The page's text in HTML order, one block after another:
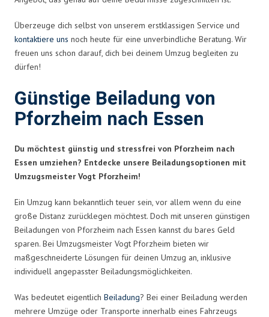
Überzeuge dich selbst von unserem erstklassigen Service und
kontaktiere uns noch heute für eine unverbindliche Beratung. Wir
freuen uns schon darauf, dich bei deinem Umzug begleiten zu
dürfen!
Günstige Beiladung von
Pforzheim nach Essen
Du möchtest günstig und stressfrei von Pforzheim nach
Essen umziehen? Entdecke unsere Beiladungsoptionen mit
Umzugsmeister Vogt Pforzheim!
Ein Umzug kann bekanntlich teuer sein, vor allem wenn du eine
große Distanz zurücklegen möchtest. Doch mit unseren günstigen
Beiladungen von Pforzheim nach Essen kannst du bares Geld
sparen. Bei Umzugsmeister Vogt Pforzheim bieten wir
maßgeschneiderte Lösungen für deinen Umzug an, inklusive
individuell angepasster Beiladungsmöglichkeiten.
Was bedeutet eigentlich Beiladung? Bei einer Beiladung werden
mehrere Umzüge oder Transporte innerhalb eines Fahrzeugs